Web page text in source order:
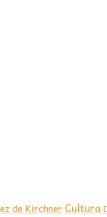
de Kirchner Cultura